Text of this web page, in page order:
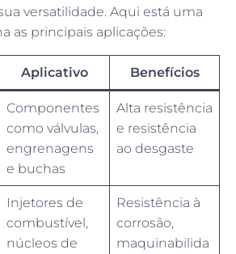
versatilidade. Aqui está uma
as principais aplicações:
Aplicativo Benefícios
Componentes
como válvulas,
engrenagens
e buchas
Alta resistência
e resistência
ao desgaste
Injetores de
combustível,
núcleos de
Resistência à
corrosão,
maquinabilida